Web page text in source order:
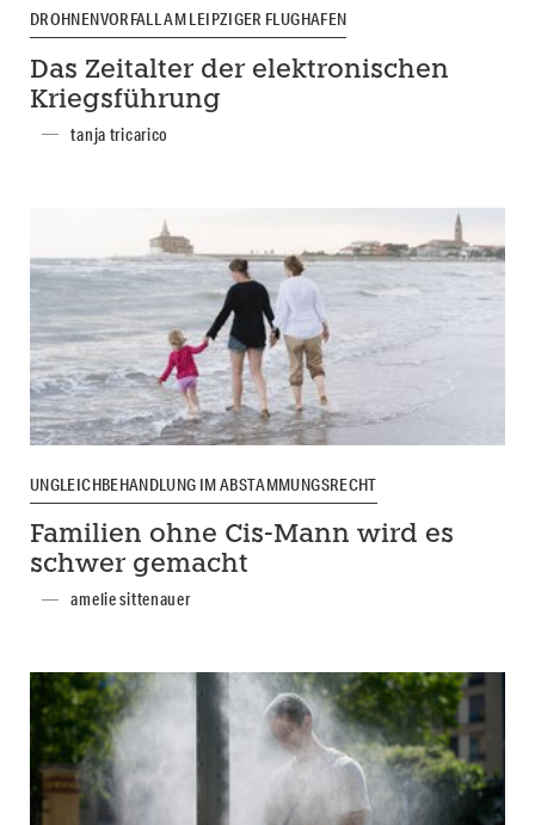
DROHNENVORFALL AM LEIPZIGER FLUGHAFEN
Das Zeitalter der elektronischen
Kriegsführung
tanja tricarico
UNGLEICHBEHANDLUNG IM ABSTAMMUNGSRECHT
Familien ohne Cis-Mann wird es
schwer gemacht
amelie sittenauer